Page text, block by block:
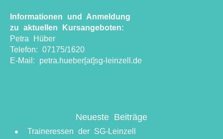
Informationen und Anmeldung
zu aktuellen Kursangeboten:
Petra Hüber
Telefon: 07175/1620
E-Mail: petra.hueber[at]sg-leinzell.de
Neueste Beiträge
Traineressen der SG-Leinzell